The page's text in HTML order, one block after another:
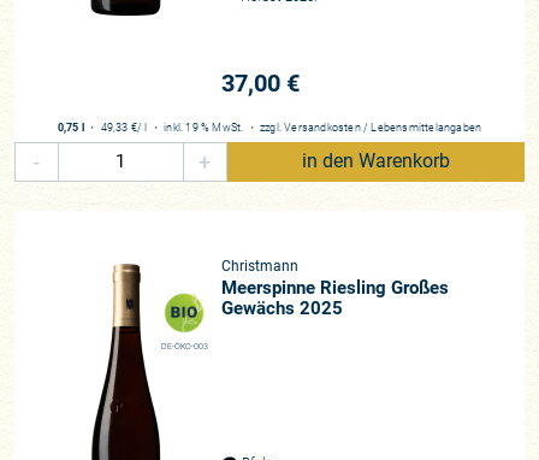
37,00 €
0,75 l ・ 49,33 €/ l ・inkl. 19 % MwSt. ・ zzgl.Versandkosten / Lebensmittelangaben
- + in den Warenkorb
DE-ÖKO-003
Christmann
Meerspinne Riesling Großes
Gewächs 2025